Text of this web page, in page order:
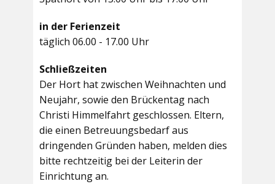
in der Ferienzeit
täglich 06.00 - 17.00 Uhr
Schließzeiten
Der Hort hat zwischen Weihnachten und
Neujahr, sowie den Brückentag nach
Christi Himmelfahrt geschlossen. Eltern,
die einen Betreuungsbedarf aus
dringenden Gründen haben, melden dies
bitte rechtzeitig bei der Leiterin der
Einrichtung an.